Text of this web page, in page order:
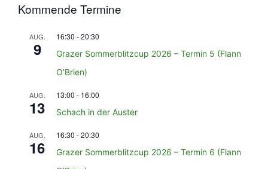
Kommende Termine
AUG.
9
16:30 -20:30
Grazer Sommerblitzcup 2026 – Termin 5 (Flann
O’Brien)
AUG.
13
13:00 - 16:00
Schach in der Auster
AUG.
16
16:30 -20:30
Grazer Sommerblitzcup 2026 – Termin 6 (Flann